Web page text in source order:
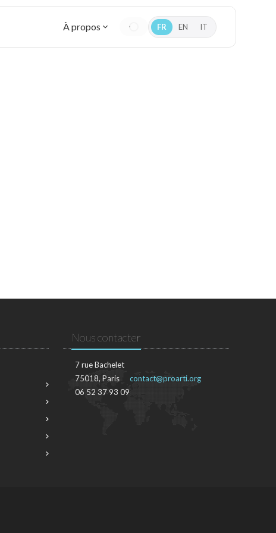
À propos FR EN IT
Nous contacter
7 rue Bachelet
75018, Paris
06 52 37 93 09
contact@proarti.org